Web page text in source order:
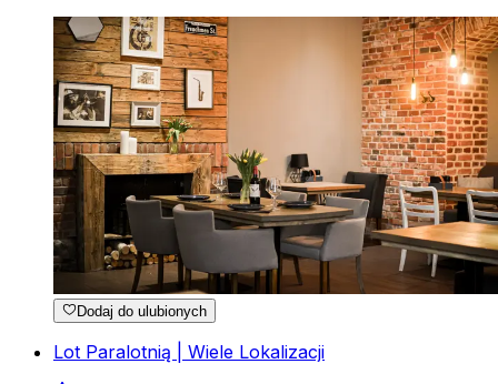
Dodaj do ulubionych
Lot Paralotnią | Wiele Lokalizacji